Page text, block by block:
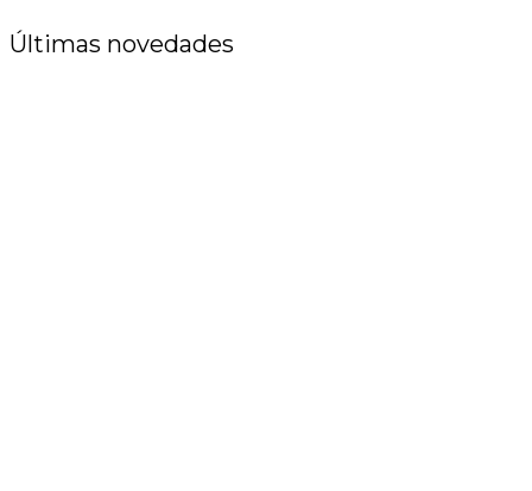
Últimas novedades